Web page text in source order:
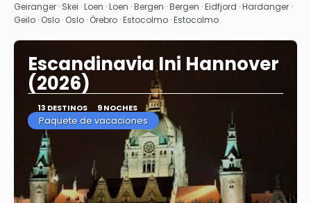
Geiranger · Skei · Loen · Loen · Bergen · Bergen · Eidfjord · Hardanger ·
Geilo · Oslo · Oslo · Örebro · Estocolmo · Estocolmo
Escandinavia Ini Hannover
(2026)
13 DESTINOS 9 NOCHES
Paquete de vacaciones